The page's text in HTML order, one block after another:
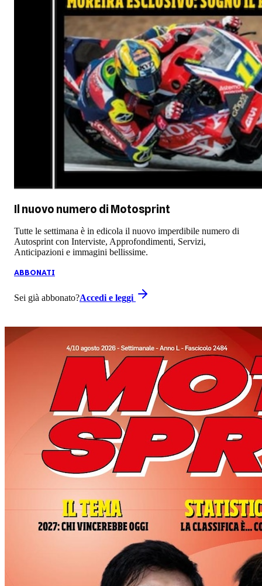
Il nuovo numero di Motosprint
Tutte le settimana è in edicola il nuovo imperdibile numero di
Autosprint con Interviste, Approfondimenti, Servizi,
Anticipazioni e immagini bellissime.
ABBONATI
Sei già abbonato?Accedi e leggi